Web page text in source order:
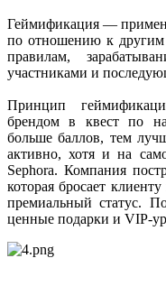
Геймификация —
по отношению к другим
правилам,
участниками и
Принцип
брендом в квест по
больше баллов, тем
активно, хотя и на
Sephora. Компания
которая бросает
премиальный статус.
ценные подарки и VIP-